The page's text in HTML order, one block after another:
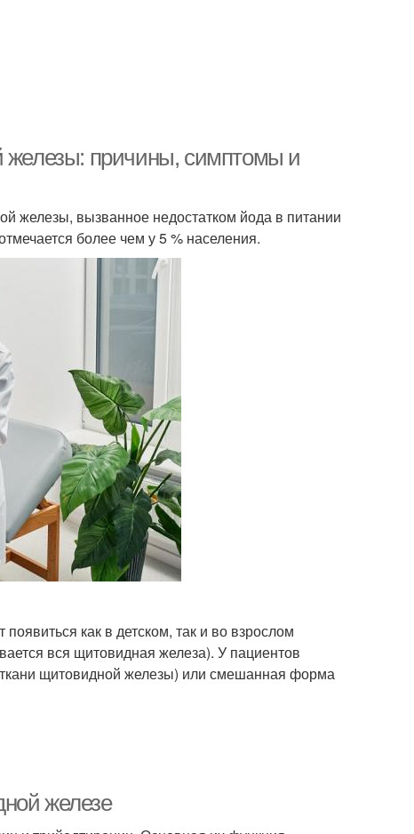
причины, симптомы и
железы, вызванное недостатком йода в питании
более чем у 5 % населения.
как в детском, так и во взрослом
вся щитовидная железа). У пациентов
щитовидной железы) или смешанная форма
железе